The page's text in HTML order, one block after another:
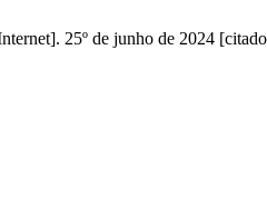
25º de junho de 2024